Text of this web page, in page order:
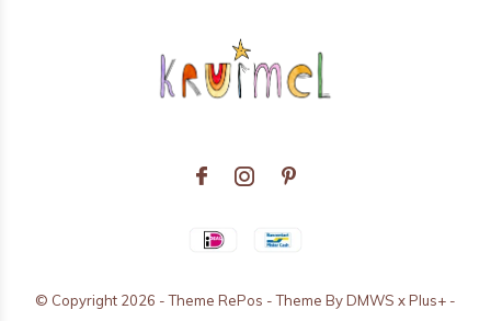
© Copyright 2026 - Theme RePos - Theme ByDMWS xPlus+ -